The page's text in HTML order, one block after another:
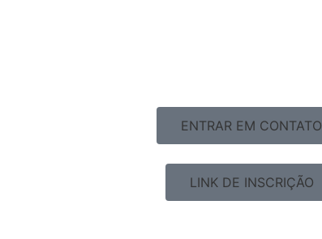
ENTRAR EM CONTATO
LINK DE INSCRIÇÃO